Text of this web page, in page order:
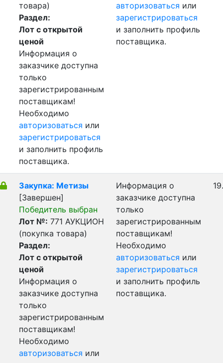
товара)
Раздел:
Лот с открытой
ценой
Информация о
заказчике доступна
только
зарегистрированным
поставщикам!
Необходимо
авторизоваться или
зарегистрироваться
и заполнить профиль
поставщика.
авторизоваться или
зарегистрироваться
и заполнить профиль
поставщика.
Закупка: Метизы
[Завершен]
Победитель выбран
Лот №: 771 АУКЦИОН
(покупка товара)
Раздел:
Лот с открытой
ценой
Информация о
заказчике доступна
только
зарегистрированным
поставщикам!
Необходимо
авторизоваться или
Информация о
заказчике доступна
только
зарегистрированным
поставщикам!
Необходимо
авторизоваться или
зарегистрироваться
и заполнить профиль
поставщика.